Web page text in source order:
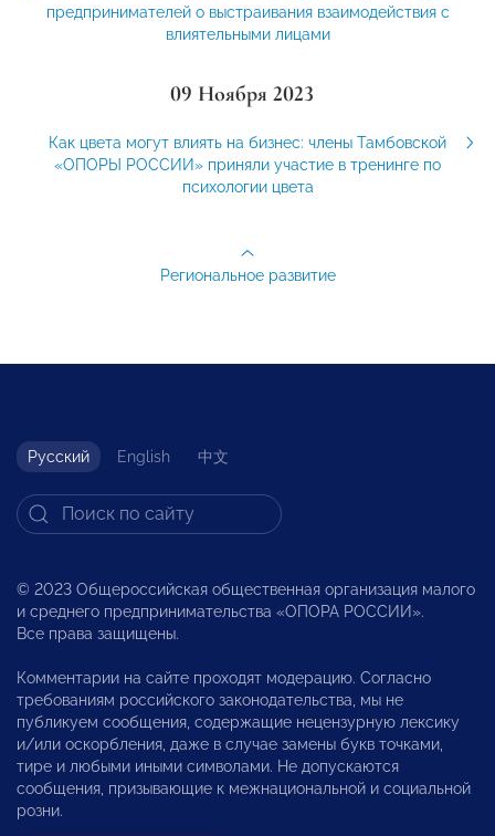
предпринимателей о выстраивания взаимодействия с
влиятельными лицами
09 Ноября 2023
Как цвета могут влиять на бизнес: члены Тамбовской
«ОПОРЫ РОССИИ» приняли участие в тренинге по
психологии цвета
Региональное развитие
Русский English 中文
© 2023 Общероссийская общественная организация малого
и среднего предпринимательства «ОПОРА РОССИИ».
Все права защищены.
Комментарии на сайте проходят модерацию. Согласно
требованиям российского законодательства, мы не
публикуем сообщения, содержащие нецензурную лексику
и/или оскорбления, даже в случае замены букв точками,
тире и любыми иными символами. Не допускаются
сообщения, призывающие к межнациональной и социальной
розни.